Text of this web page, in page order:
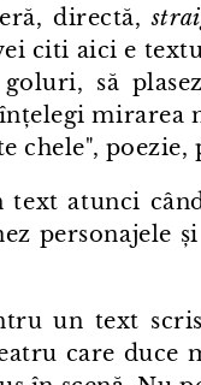
directă,
citi aici e
să
înțelegi
chele",
text atunci
personajele
un text
care duce